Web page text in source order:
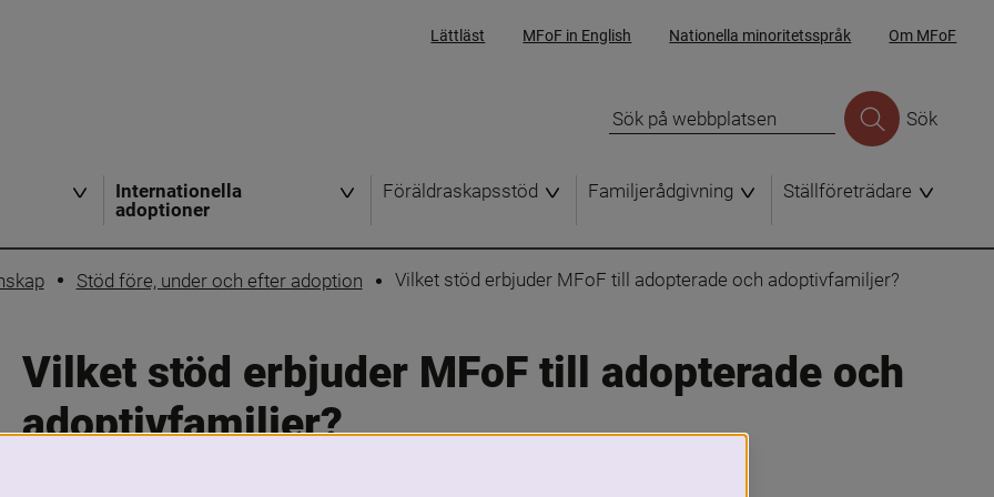
Lättläst MFoF in English Nationella minoritetsspråk Om MFoF
Sök
Internationella
adoptioner
Föräldraskapsstöd Familjerådgivning Ställföreträdare
Stöd före, under och efter adoption Vilket stöd erbjuder MFoF till adopterade och adoptivfamiljer?
Vilket stöd erbjuder MFoF till adopterade och
adoptivfamiljer?